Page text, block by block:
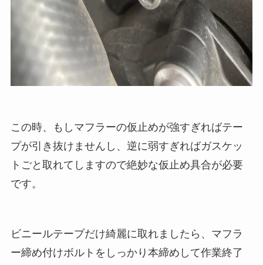
この時、もしマフラーの仮止めが強すぎればテー
プが引き抜けませんし、逆に弱すぎればガスケッ
トごと取れてしますので絶妙な仮止め具合が必要
です。
ビニールテープだけ綺麗に取れましたら、マフラ
ー締め付けボルトをしっかり本締めして作業終了